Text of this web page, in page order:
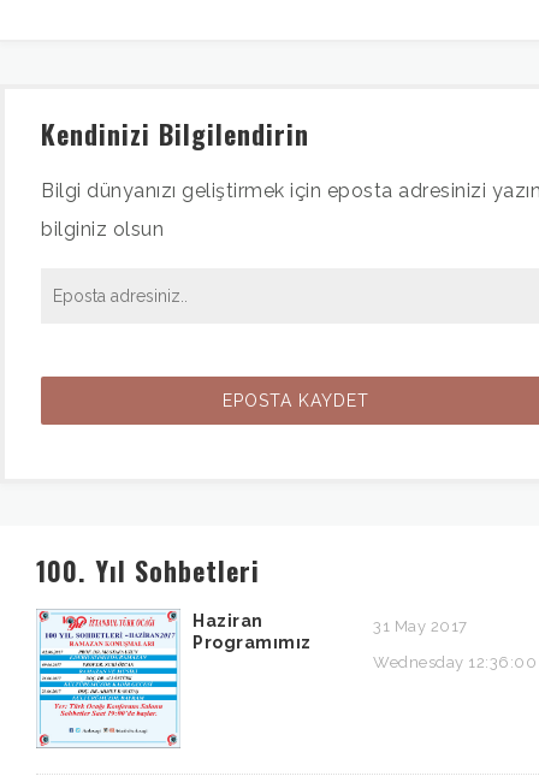
Kendinizi Bilgilendirin
Bilgi dünyanızı geliştirmek için eposta adresinizi
bilginiz olsun
100. Yıl Sohbetleri
Haziran
Programımız
31 May 2017
Wednesday 12:36:00